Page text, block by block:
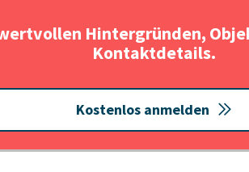
Hintergründen,
Kontaktdetails.
Kostenlos anmelden